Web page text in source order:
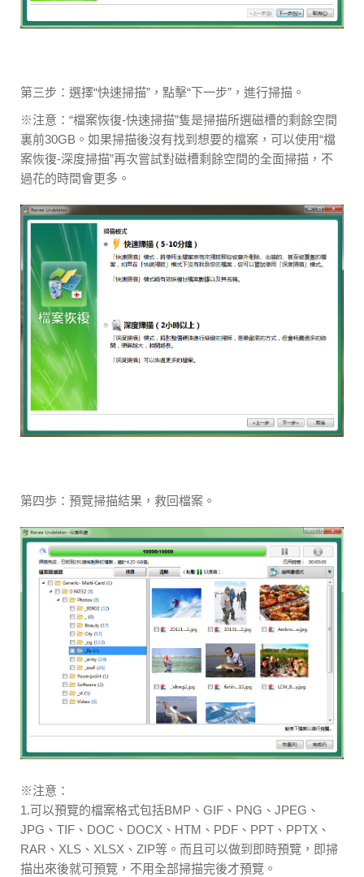
第三步：選擇“快速掃描”，點擊“下一步”，進行掃描。
※注意：“檔案恢復-快速掃描”隻是掃描所選磁槽的剩餘空間
裏前30GB。如果掃描後沒有找到想要的檔案，可以使用“檔
案恢復-深度掃描”再次嘗試對磁槽剩餘空間的全面掃描，不
過花的時間會更多。
第四歩：預覽掃描結果，救回檔案。
※注意：
1.可以預覽的檔案格式包括BMP、GIF、PNG、JPEG、
JPG、TIF、DOC、DOCX、HTM、PDF、PPT、PPTX、
RAR、XLS、XLSX、ZIP等。而且可以做到即時預覽，即掃
描出來後就可預覽，不用全部掃描完後才預覽。